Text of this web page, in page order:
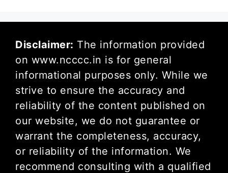
Disclaimer: The information provided
on www.ncccc.in is for general
informational purposes only. While we
strive to ensure the accuracy and
reliability of the content published on
our website, we do not guarantee or
warrant the completeness, accuracy,
or reliability of the information. We
recommend consulting with a qualified